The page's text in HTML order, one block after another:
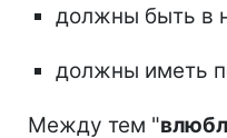
должны быть в
должны иметь
Между тем "